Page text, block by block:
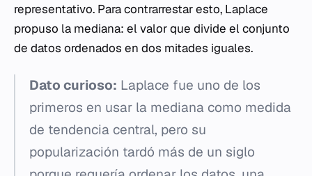
representativo. Para contrarrestar esto, Laplace
propuso la mediana: el valor que divide el conjunto
de datos ordenados en dos mitades iguales.
Dato curioso: Laplace fue uno de los
primeros en usar la mediana como medida
de tendencia central, pero su
popularización tardó más de un siglo